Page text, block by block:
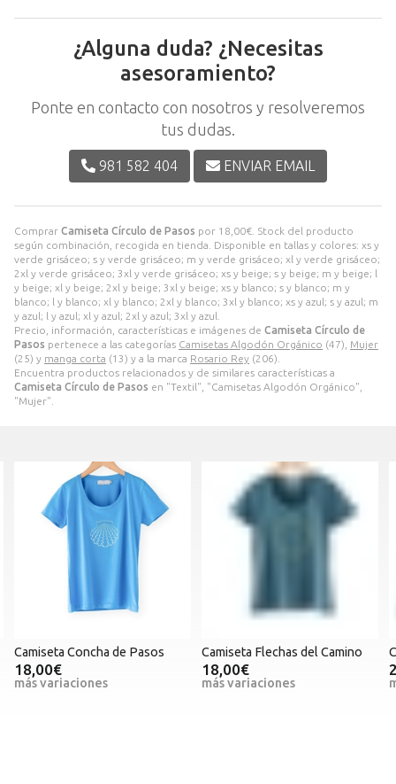
Comprar Camiseta Círculo de Pasos por 18,00€ . Stock del producto
según combinación, recogida en tienda. Disponible en tallas y colores: xs y
verde grisáceo; s y verde grisáceo; m y verde grisáceo; xl y verde grisáceo;
2xl y verde grisáceo; 3xl y verde grisáceo; xs y beige; s y beige; m y beige; l
y beige; xl y beige; 2xl y beige; 3xl y beige; xs y blanco; s y blanco; m y
blanco; l y blanco; xl y blanco; 2xl y blanco; 3xl y blanco; xs y azul; s y azul; m
y azul; l y azul; xl y azul; 2xl y azul; 3xl y azul.
Precio, información, características e imágenes de Camiseta Círculo de
Pasos pertenece a las categorías Camisetas Algodón Orgánico (47), Mujer
(25) y manga corta (13) y a la marca Rosario Rey (206).
Encuentra productos relacionados y de similares características a
Camiseta Círculo de Pasos en "Textil", "Camisetas Algodón Orgánico",
"Mujer".
¿Alguna duda? ¿Necesitas
asesoramiento?
Ponte en contacto con nosotros y resolveremos
tus dudas.
981 582 404 ENVIAR EMAIL
Camiseta Concha de Pasos
18,00€
más variaciones
Camiseta Flechas del Camino
18,00€
más variaciones